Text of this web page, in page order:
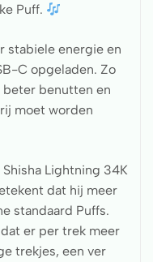
Puff.
stabiele energie en
C opgeladen. Zo
benutten en
moet worden
Lightning 34K
dat hij meer
standaard Puffs.
er per trek meer
trekjes, een ver